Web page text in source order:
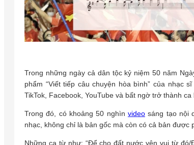
Trong những ngày cả dân tộc kỷ niệm 50 năm
phẩm “Viết tiếp câu chuyện hòa bình” của nhạc
TikTok, Facebook, YouTube và bất ngờ trở thành ca
Trong đó, có khoảng 50 nghìn video sáng tạo nội
nhạc, không chỉ là bản gốc mà còn có cả bản được
Những ca từ như: “Để cho đất nước yên vui từ